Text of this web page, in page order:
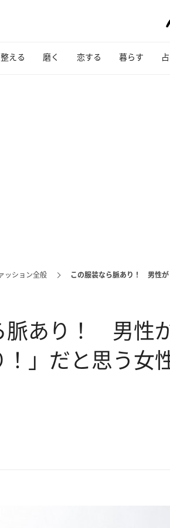
整える 磨く 恋する 暮らす
ッション全般 この服装なら脈あり！ 男性が
脈あり！ 男性
！」だと思う女